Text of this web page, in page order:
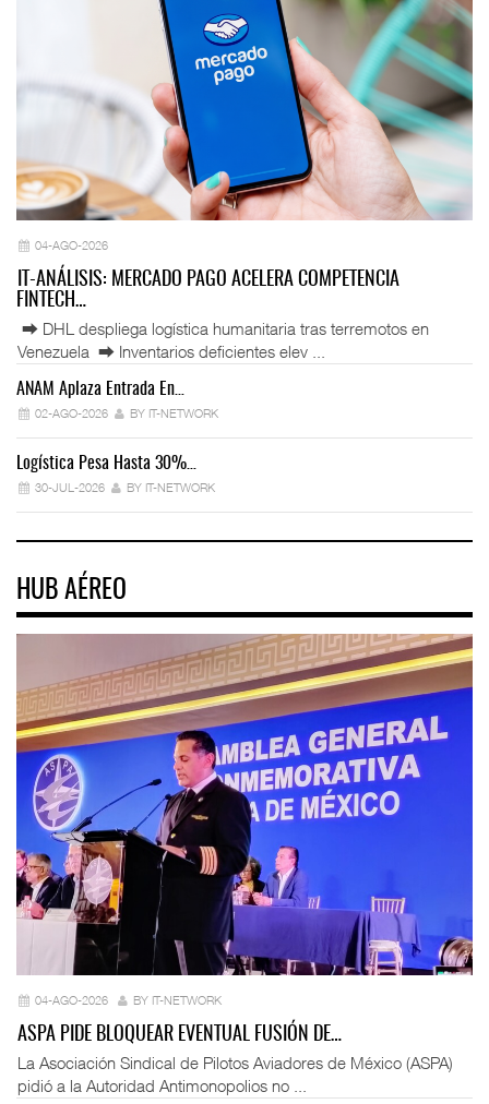
04-AGO-2026
IT-ANÁLISIS: MERCADO PAGO ACELERA COMPETENCIA
FINTECH…
⮕ DHL despliega logística humanitaria tras terremotos en
Venezuela ⮕ Inventarios deficientes elev ...
ANAM Aplaza Entrada En…
02-AGO-2026 BY IT-NETWORK
Logística Pesa Hasta 30%…
30-JUL-2026 BY IT-NETWORK
HUB AÉREO
04-AGO-2026 BY IT-NETWORK
ASPA PIDE BLOQUEAR EVENTUAL FUSIÓN DE…
La Asociación Sindical de Pilotos Aviadores de México (ASPA)
pidió a la Autoridad Antimonopolios no ...